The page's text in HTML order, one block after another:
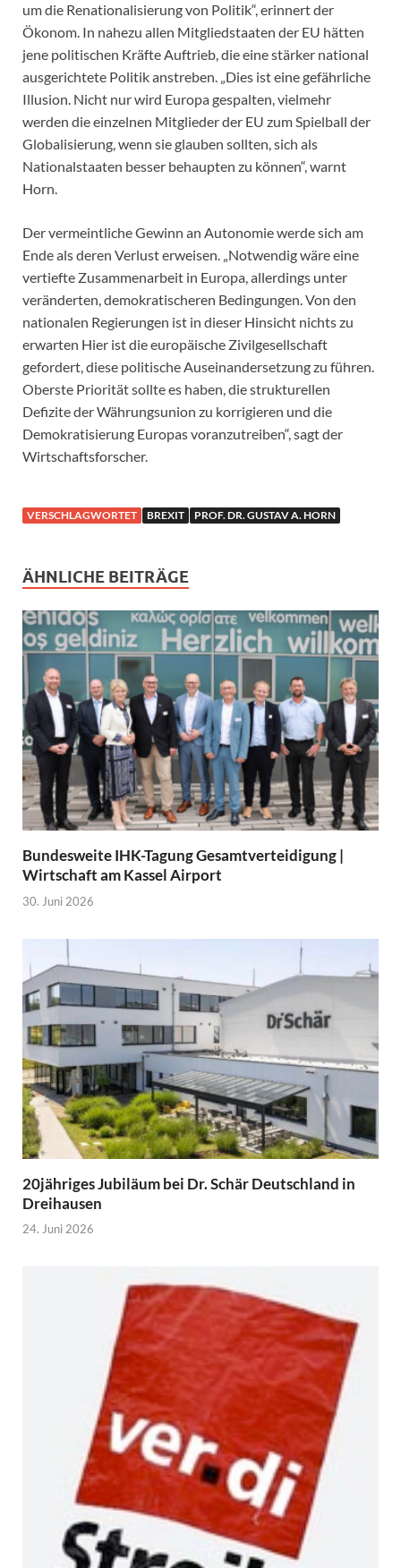
um die Renationalisierung von Politik“, erinnert der
Ökonom. In nahezu allen Mitgliedstaaten der EU hätten
jene politischen Kräfte Auftrieb, die eine stärker national
ausgerichtete Politik anstreben. „Dies ist eine gefährliche
Illusion. Nicht nur wird Europa gespalten, vielmehr
werden die einzelnen Mitglieder der EU zum Spielball der
Globalisierung, wenn sie glauben sollten, sich als
Nationalstaaten besser behaupten zu können“, warnt
Horn.
Der vermeintliche Gewinn an Autonomie werde sich am
Ende als deren Verlust erweisen. „Notwendig wäre eine
vertiefte Zusammenarbeit in Europa, allerdings unter
veränderten, demokratischeren Bedingungen. Von den
nationalen Regierungen ist in dieser Hinsicht nichts zu
erwarten Hier ist die europäische Zivilgesellschaft
gefordert, diese politische Auseinandersetzung zu führen.
Oberste Priorität sollte es haben, die strukturellen
Defizite der Währungsunion zu korrigieren und die
Demokratisierung Europas voranzutreiben“, sagt der
Wirtschaftsforscher.
VERSCHLAGWORTET BREXIT PROF. DR. GUSTAV A. HORN
ÄHNLICHE BEITRÄGE
Bundesweite IHK-Tagung Gesamtverteidigung |
Wirtschaft am Kassel Airport
30. Juni 2026
20jähriges Jubiläum bei Dr. Schär Deutschland in
Dreihausen
24. Juni 2026